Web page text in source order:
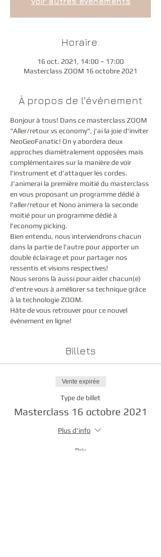
Horaire:
16 oct. 2021, 14:00 – 17:00
Masterclass ZOOM 16 octobre 2021
À propos de l'événement
Bonjour à tous! Dans ce masterclass ZOOM
"Aller/retour vs economy", j'ai la joie d'inviter
NeoGeoFanatic! On y abordera deux
approches diamètralement opposées mais
complémentaires sur la manière de voir
l'instrument et d'attaquer les cordes.
J'animerai la première moitié du masterclass
en vous proposant un programme dédié à
l'aller/retour et Nono animera la seconde
moitié pour un programme dédié à
l'economy picking.
Bien entendu, nous interviendrons chacun
dans la partie de l'autre pour apporter un
double éclairage et pour partager nos
ressentis et visions respectives!
Nous serons là aussi pour aider chacun(e)
d'entre vous à améliorer sa technique grâce
à la technologie ZOOM.
Hâte de vous retrouver pour ce nouvel
événement en ligne!
Billets
Vente expirée
Type de billet
Masterclass 16 octobre 2021
Plus d'info
Prix